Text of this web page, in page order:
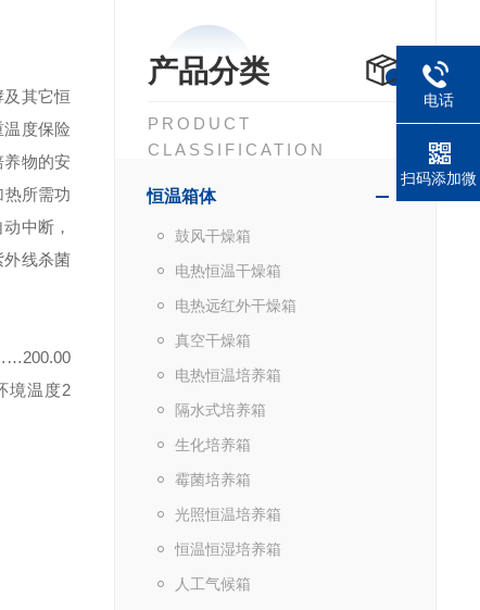
产品分类
PRODUCT
CLASSIFICATION
恒温箱体
鼓风干燥箱
电热恒温干燥箱
电热远红外干燥箱
真空干燥箱
电热恒温培养箱
隔水式培养箱
生化培养箱
霉菌培养箱
光照恒温培养箱
恒温恒湿培养箱
人工气候箱
其它恒
温度保险
物的安
所需功
中断，
外线杀菌
境温度2
电话
扫码添加微
信